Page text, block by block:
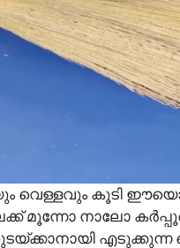
വെള്ളവും കൂടി
നാലോ കർപ്പൂര
എടുക്കുന്ന